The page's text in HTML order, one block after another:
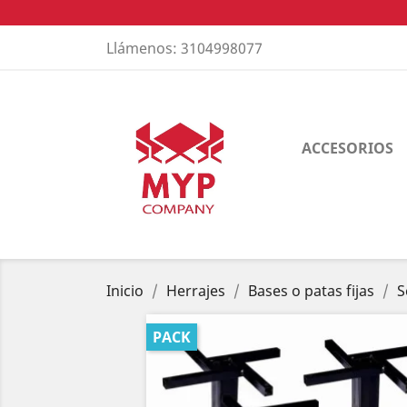
Llámenos: 3104998077
ACCESORIOS
Inicio Herrajes Bases o patas fijas
PACK